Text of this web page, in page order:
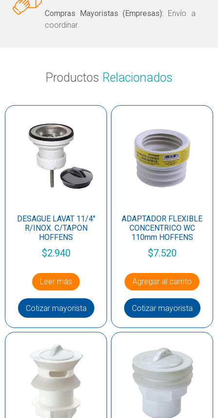
Compras Mayoristas (Empresas): Envío a
coordinar.
Productos Relacionados
DESAGUE LAVAT 11/4″
R/INOX. C/TAPON
HOFFENS
$2.940
Leer más
Cotizar mayorista
ADAPTADOR FLEXIBLE
CONCENTRICO WC
110mm HOFFENS
$7.520
Agregar al carrito
Cotizar mayorista